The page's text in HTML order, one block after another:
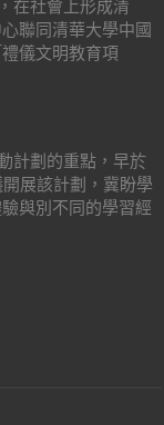
在社會上形成清
聯同清華大學中國
儀文明教育項
計劃的重點，早於
展該計劃，冀盼學
與別不同的學習經